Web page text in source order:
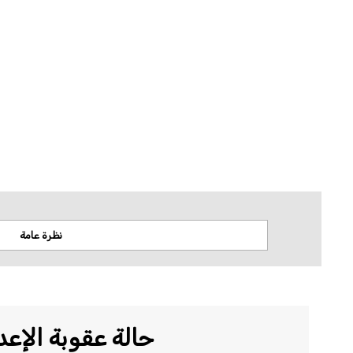
نظرة عامة
حالة عقوبة